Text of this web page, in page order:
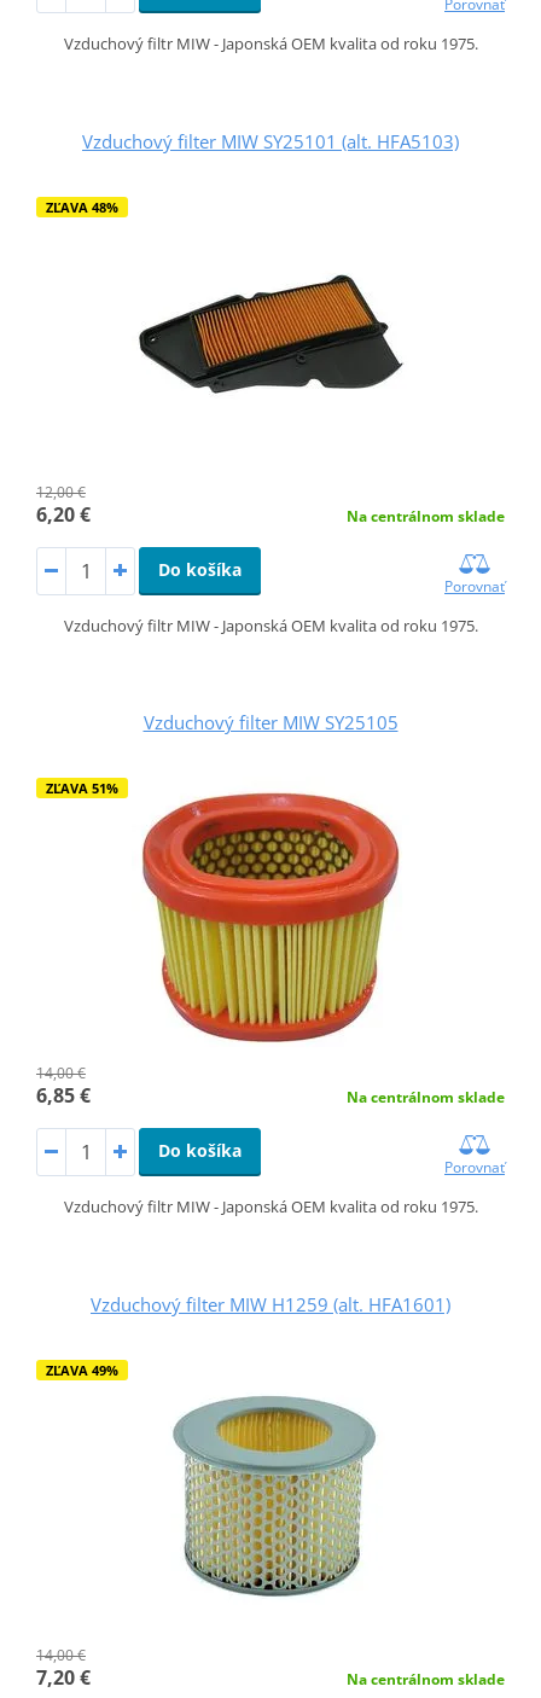
Vzduchový filtr MIW - Japonská OEM kvalita od roku 1975.
Vzduchový filter MIW SY25101 (alt. HFA5103)
ZĽAVA 48%
12,00 €
6,20 € Na centrálnom sklade
Do košíka
Porovnať
Vzduchový filtr MIW - Japonská OEM kvalita od roku 1975.
Vzduchový filter MIW SY25105
ZĽAVA 51%
14,00 €
6,85 € Na centrálnom sklade
Do košíka
Porovnať
Vzduchový filtr MIW - Japonská OEM kvalita od roku 1975.
Vzduchový filter MIW H1259 (alt. HFA1601)
ZĽAVA 49%
14,00 €
7,20 € Na centrálnom sklade